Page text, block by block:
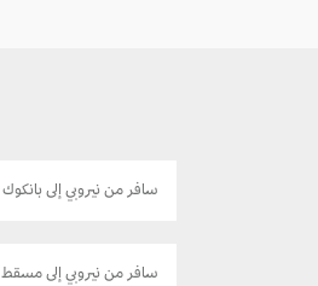
سافر من نيروبي إلى بانكوك
سافر من نيروبي إلى مسقط